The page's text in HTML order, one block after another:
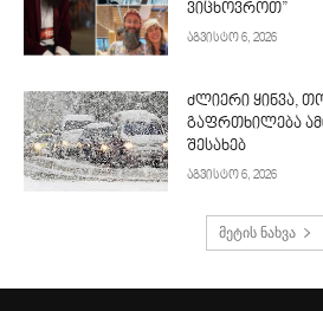
ვიცხოვროთ”
აგვისტო 6, 2026
ძლიერი ყინვა,
გაფრთხილება
შესახებ
აგვისტო 6, 2026
მეტის ნახვა